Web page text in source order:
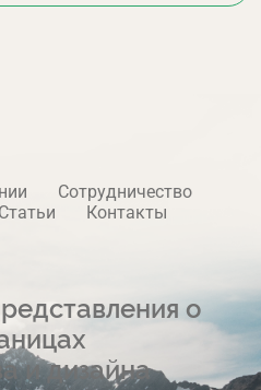
Сотрудничество
Статьи Контакты
о
и дизайна